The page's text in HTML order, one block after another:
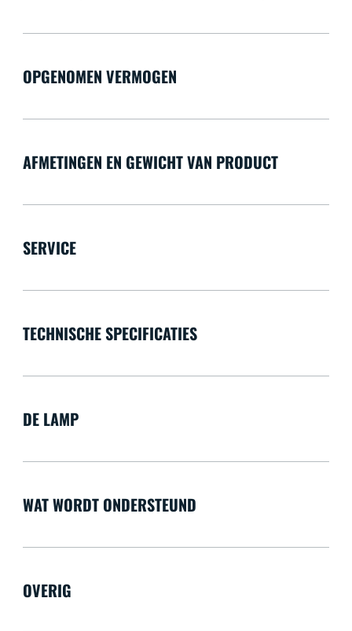
OPGENOMEN VERMOGEN
AFMETINGEN EN GEWICHT VAN PRODUCT
SERVICE
TECHNISCHE SPECIFICATIES
DE LAMP
WAT WORDT ONDERSTEUND
OVERIG